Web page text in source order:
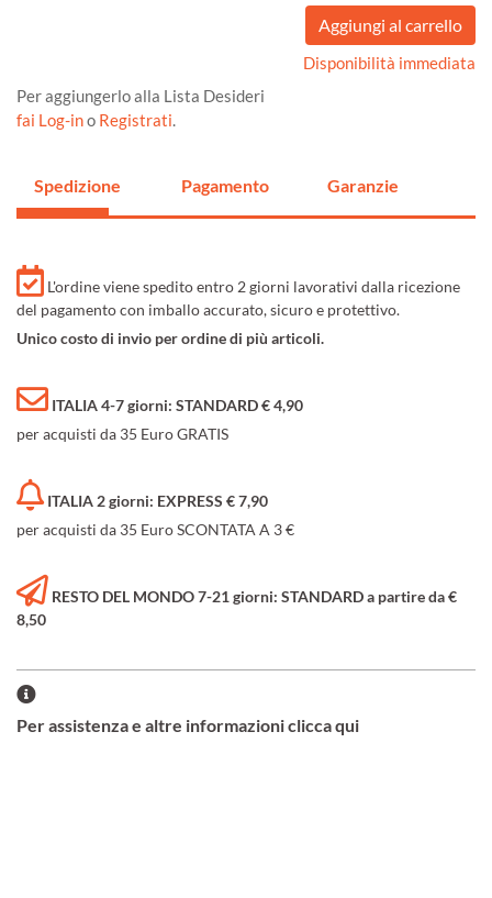
Disponibilità immediata
Per aggiungerlo alla Lista Desideri
fai Log-ino Registrati.
Spedizione Pagamento Garanzie
L'ordine viene spedito entro 2 giorni lavorativi dalla ricezione
del pagamento con imballo accurato, sicuro e protettivo.
Unico costo di invio per ordine di più articoli.
ITALIA 4-7 giorni: STANDARD € 4,90
per acquisti da 35 Euro GRATIS
ITALIA 2 giorni: EXPRESS € 7,90
per acquisti da 35 Euro SCONTATA A 3 €
RESTO DEL MONDO 7-21 giorni: STANDARD a partire da €
8,50
Per assistenza e altre informazioni clicca qui